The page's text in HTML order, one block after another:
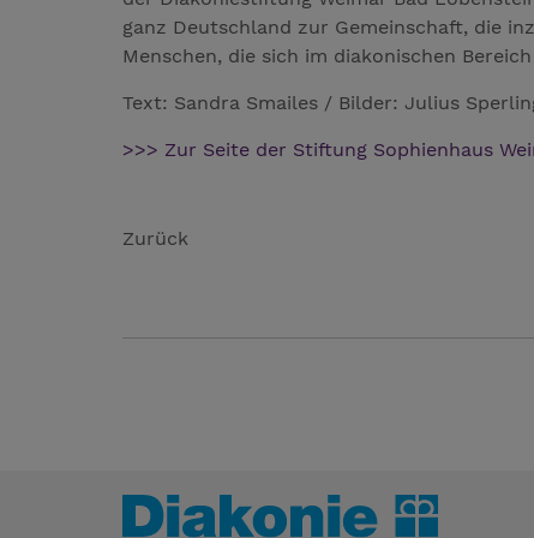
ganz Deutschland zur Gemeinschaft, die
Menschen, die sich im diakonischen
Text: Sandra Smailes / Bilder: Julius
>>> Zur Seite der Stiftung Sophienhaus
Zurück